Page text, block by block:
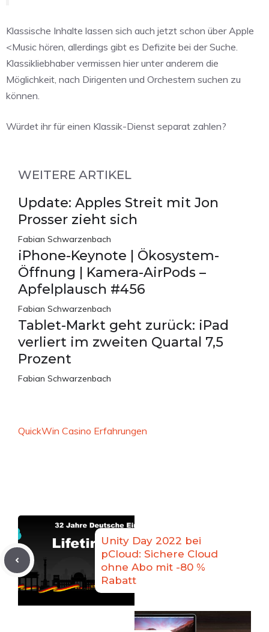
Klassische Inhalte lassen sich auch jetzt schon über Apple
<Music hören, allerdings gibt es Defizite bei der Suche.
Klassikliebhaber vermissen hier unter anderem die
Möglichkeit, nach Dirigenten und Orchestern suchen zu
können.
Würdet ihr für einen Klassik-Dienst separat zahlen?
WEITERE ARTIKEL
Update: Apples Streit mit Jon
Prosser zieht sich
Fabian Schwarzenbach
iPhone-Keynote | Ökosystem-
Öffnung | Kamera-AirPods –
Apfelplausch #456
Fabian Schwarzenbach
Tablet-Markt geht zurück: iPad
verliert im zweiten Quartal 7,5
Prozent
Fabian Schwarzenbach
QuickWin Casino Erfahrungen
Unity Day 2022 bei
pCloud: Sichere Cloud
ohne Abo mit -80 %
Rabatt